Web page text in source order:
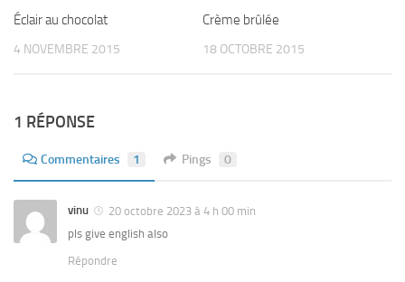
Éclair au chocolat
4 NOVEMBRE 2015
Crème brûlée
18 OCTOBRE 2015
1 RÉPONSE
Commentaires 1 Pings 0
vinu
20 octobre 2023 à 4 h 00 min
pls give english also
Répondre